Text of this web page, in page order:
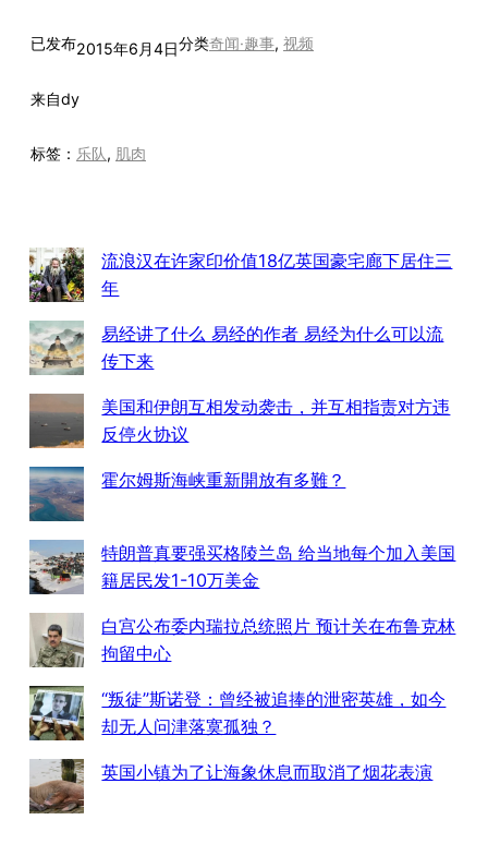
已发布2015年6月4日分类奇闻·趣事, 视频
来自dy
标签： 乐队, 肌肉
流浪汉在许家印价值18亿英国豪宅廊下居住三
年
易经讲了什么 易经的作者 易经为什么可以流
传下来
美国和伊朗互相发动袭击，并互相指责对方违
反停火协议
霍尔姆斯海峡重新開放有多難？
特朗普真要强买格陵兰岛 给当地每个加入美国
籍居民发1-10万美金
白宫公布委内瑞拉总统照片 预计关在布鲁克林
拘留中心
“叛徒”斯诺登：曾经被追捧的泄密英雄，如今
却无人问津落寞孤独？
英国小镇为了让海象休息而取消了烟花表演